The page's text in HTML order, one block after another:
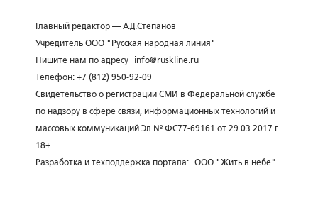
Главный редактор — А.Д.Степанов
Учредитель ООО "Русская народная линия"
Пишите нам по адресу
info@ruskline.ru
Телефон: +7 (812) 950-92-09
Свидетельство о регистрации СМИ в Федеральной службе
по надзору в сфере связи, информационных технологий и
массовых коммуникаций Эл № ФС77-69161 от 29.03.2017 г.
18+
Разработка и техподдержка портала: ООО "Жить в небе"